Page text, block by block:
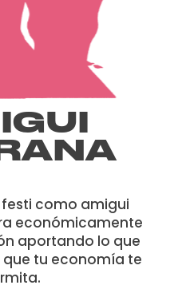
como amigui
económicamente
aportando lo que
tu economía te